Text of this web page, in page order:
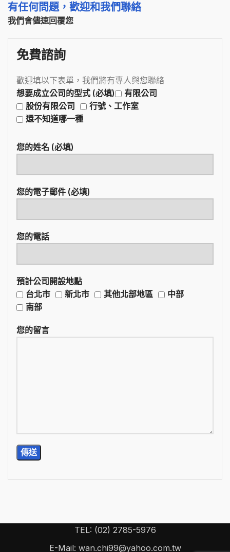
有任何問題，歡迎和我們聯絡
我們會儘速回覆您
免費諮詢
歡迎填以下表單，我們將有專人與您聯絡
想要成立公司的型式 (必填)
有限公司
股份有限公司
行號、工作室
還不知道哪一種
您的姓名 (必填)
您的電子郵件 (必填)
您的電話
預計公司開設地點
台北市
新北市 其他北部地區
中部
南部
您的留言
TEL: (02) 2785-5976
E-Mail: wan.chi99@yahoo.com.tw